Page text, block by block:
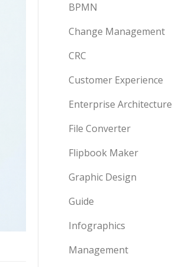
BPMN
Change Management
CRC
Customer Experience
Enterprise Architecture
File Converter
Flipbook Maker
Graphic Design
Guide
Infographics
Management